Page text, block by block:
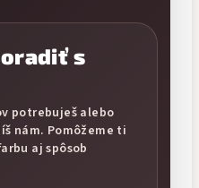
s
potrebuješ alebo
nám. Pomôžeme ti
aj spôsob